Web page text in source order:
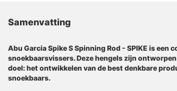
Samenvatting
Abu Garcia Spike S Spinning Rod - SPIKE is
snoekbaarsvissers. Deze hengels zijn
doel: het ontwikkelen van de best denkbare
snoekbaars.